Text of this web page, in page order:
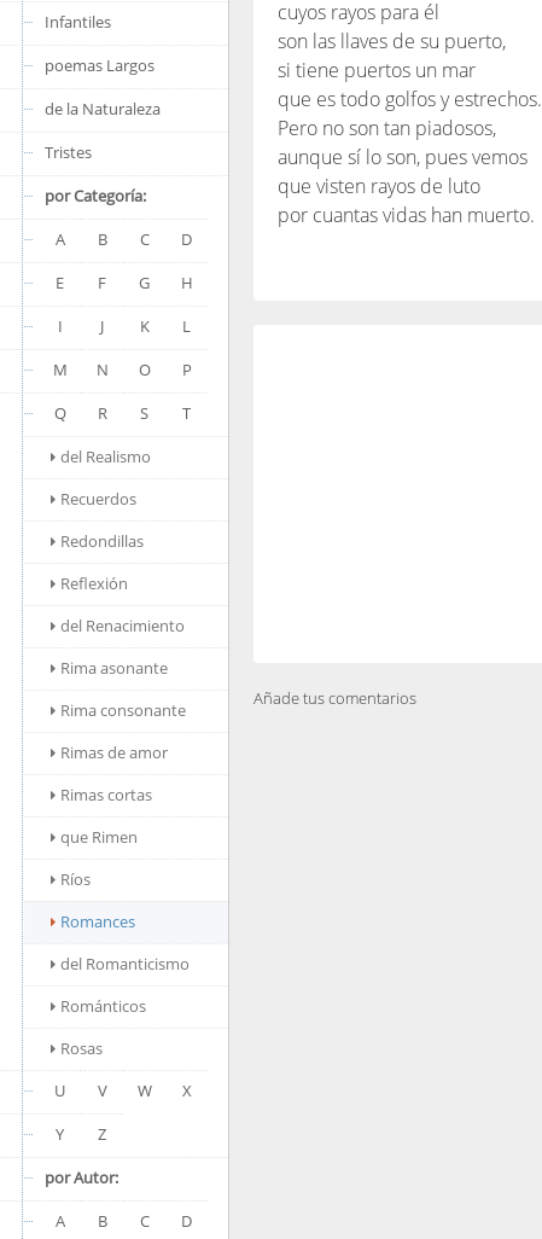
Infantiles
poemas Largos
de la Naturaleza
Tristes
por Categoría:
A
B C
D
E
F G
H
I
J K
L
M
N O
P
Q
R S
T
del Realismo
Recuerdos
Redondillas
Reflexión
del Renacimiento
Rima asonante
Rima consonante
Rimas de amor
Rimas cortas
que Rimen
Ríos
Romances
del Romanticismo
Románticos
Rosas
U
V W
X
Y
Z
por Autor:
A
B C
D
cuyos rayos para él
son las llaves de su puerto,
si tiene puertos un mar
que es todo golfos y estrechos.
Pero no son tan piadosos,
aunque sí lo son, pues vemos
que visten rayos de luto
por cuantas vidas han muerto.
Añade tus comentarios